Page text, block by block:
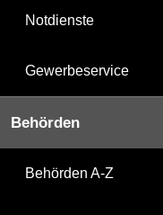
Notdienste
Gewerbeservice
Behörden
Behörden A-Z